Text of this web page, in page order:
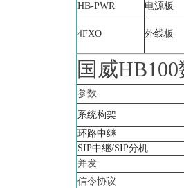
HB-PWR
电源板
4FXO 外线板
国威
参数
系统构架
环路中继
SIP中继/SIP分机
并发
信令协议